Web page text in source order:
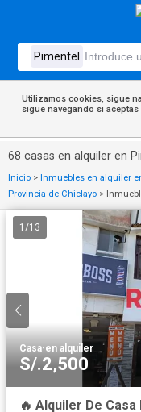
Utilizamos cookies, sigue
sigue navegando si aceptas
68 casas en alquiler en
Inicio > Inmuebles en alquiler
Provincia de Chiclayo >
1 /13
Casa·en alquiler
S/.2,500